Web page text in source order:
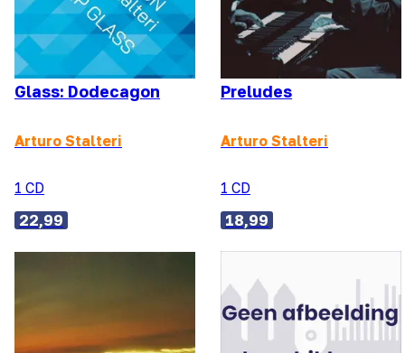
Glass: Dodecagon
Arturo Stalteri
1 CD
22,99
Preludes
Arturo Stalteri
1 CD
18,99